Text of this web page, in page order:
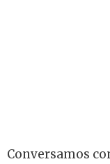
Conversamos